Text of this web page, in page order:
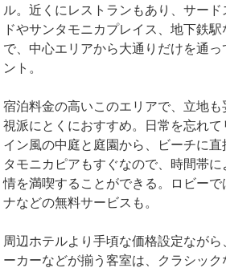
ル。近くにレストランもあり、サー
ドやサンタモニカプレイス、地下鉄
で、中心エリアから大通りだけを通
ント。
宿泊料金の高いこのエリアで、立地
視派にとくにおすすめ。日常を忘れ
イン風の中庭と庭園から、ビーチに
タモニカピアもすぐなので、時間帯
情を満喫することができる。ロビー
ナなどの無料サービスも。
周辺ホテルより手頃な価格設定なが
ーカーなどが揃う客室は、クラシッ